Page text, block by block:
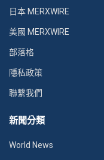
日本 MERXWIRE
美國 MERXWIRE
部落格
隱私政策
聯繫我們
新聞分類
World News